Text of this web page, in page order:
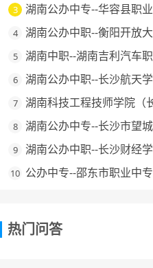
3 湖南公办中专--华容县职
4
5
6 湖南公办中职--长沙航天
7
8
9 湖南公办中职--长沙财经
10
热门问答